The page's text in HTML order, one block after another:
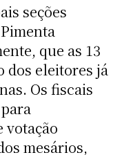
seções
que as 13
dos eleitores já
Os fiscais
votação
mesários,